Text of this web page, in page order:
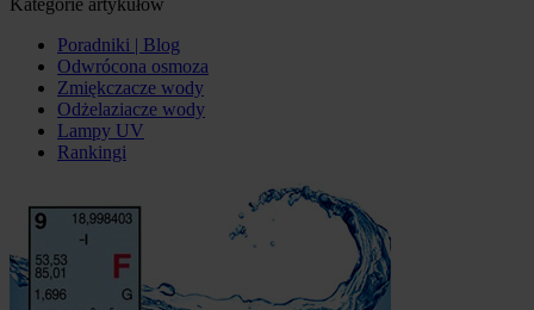
Kategorie artykułów
Poradniki | Blog
Odwrócona osmoza
Zmiękczacze wody
Odżelaziacze wody
Lampy UV
Rankingi